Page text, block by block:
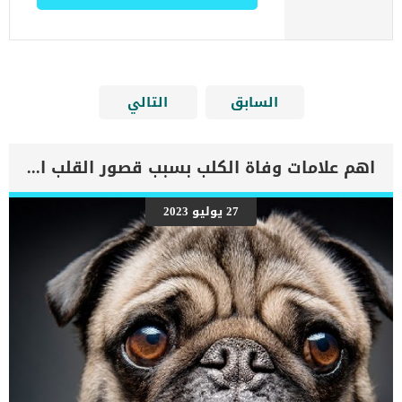
السابق التالي
اهم علامات وفاة الكلب بسبب قصور القلب الاحتقانى
27 يوليو 2023